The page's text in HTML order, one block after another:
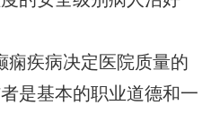
痫疾病决定医院质量的
是基本的职业道德和一